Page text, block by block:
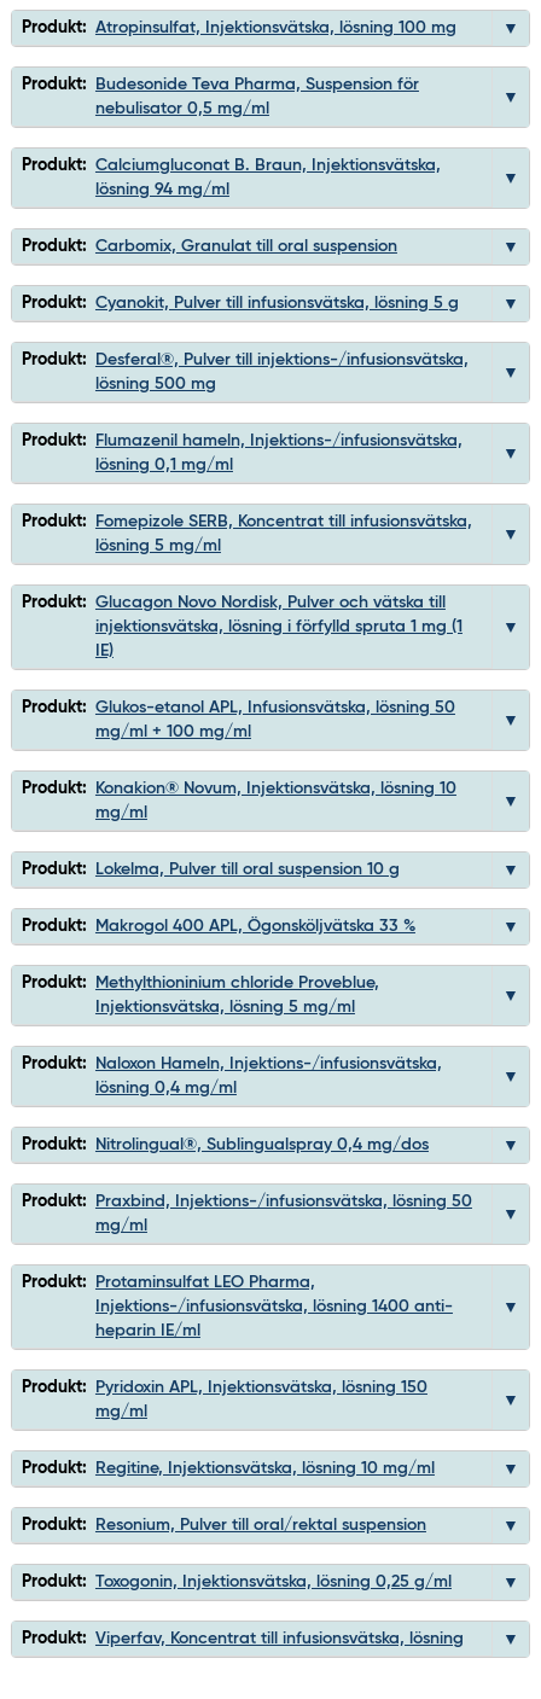
Produkt: Atropinsulfat, Injektionsvätska, lösning 100 mg
Produkt:
Budesonide Teva Pharma, Suspension för
nebulisator 0,5 mg/ml
Produkt: Calciumgluconat B. Braun, Injektionsvätska,
lösning 94 mg/ml
Produkt: Carbomix, Granulat till oral suspension
Produkt: Cyanokit, Pulver till infusionsvätska, lösning 5 g
Produkt:
Desferal®, Pulver till injektions-/infusionsvätska,
lösning 500 mg
Produkt:
Flumazenil hameln, Injektions-/infusionsvätska,
lösning 0,1 mg/ml
Produkt:
Fomepizole SERB, Koncentrat till infusionsvätska,
lösning 5 mg/ml
Produkt: Glucagon Novo Nordisk, Pulver och vätska till
injektionsvätska, lösning i förfylld spruta 1 mg (1
IE)
Produkt: Glukos-etanol APL, Infusionsvätska, lösning 50
mg/ml + 100 mg/ml
Produkt:
Konakion® Novum, Injektionsvätska, lösning 10
mg/ml
Produkt: Lokelma, Pulver till oral suspension 10 g
Produkt: Makrogol 400 APL, Ögonsköljvätska 33 %
Produkt:
Methylthioninium chloride Proveblue,
Injektionsvätska, lösning 5 mg/ml
Produkt:
Naloxon Hameln, Injektions-/infusionsvätska,
lösning 0,4 mg/ml
Produkt: Nitrolingual®, Sublingualspray 0,4 mg/dos
Produkt:
Praxbind, Injektions-/infusionsvätska, lösning 50
mg/ml
Produkt:
Protaminsulfat LEO Pharma,
Injektions-/infusionsvätska, lösning 1400 anti-
heparin IE/ml
Produkt:
Pyridoxin APL, Injektionsvätska, lösning 150
mg/ml
Produkt: Regitine, Injektionsvätska, lösning 10 mg/ml
Produkt: Resonium, Pulver till oral/rektal suspension
Produkt: Toxogonin, Injektionsvätska, lösning 0,25 g/ml
Produkt: Viperfav, Koncentrat till infusionsvätska, lösning